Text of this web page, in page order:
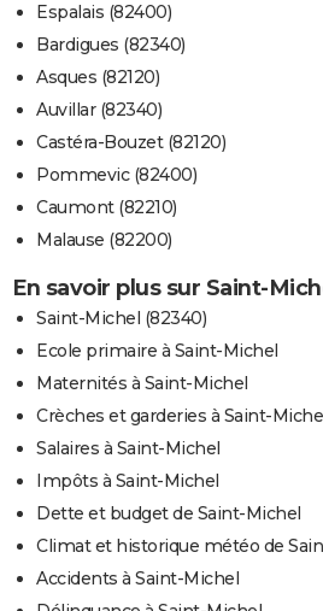
Espalais (82400)
Bardigues (82340)
Asques (82120)
Auvillar (82340)
Castéra-Bouzet (82120)
Pommevic (82400)
Caumont (82210)
Malause (82200)
En savoir plus sur Saint-
Saint-Michel (82340)
Ecole primaire à Saint-Michel
Maternités à Saint-Michel
Crèches et garderies à Saint-
Salaires à Saint-Michel
Impôts à Saint-Michel
Dette et budget de Saint-Michel
Climat et historique météo de
Accidents à Saint-Michel